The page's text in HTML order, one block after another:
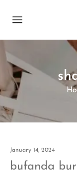
January 14, 2024
bufanda